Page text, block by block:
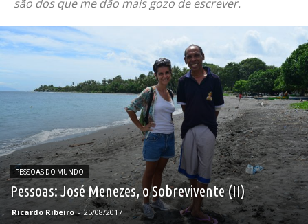
são dos que me dão mais gozo de escrever.
PESSOAS DO MUNDO
Pessoas: José Menezes, o Sobrevivente (II)
Ricardo Ribeiro - 25/08/2017